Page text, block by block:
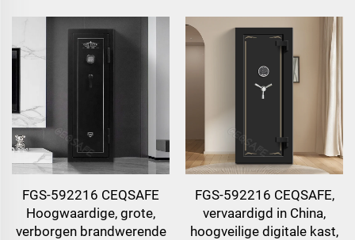
FGS-592216 CEQSAFE
Hoogwaardige, grote,
verborgen brandwerende
FGS-592216 CEQSAFE,
vervaardigd in China,
hoogveilige digitale kast,